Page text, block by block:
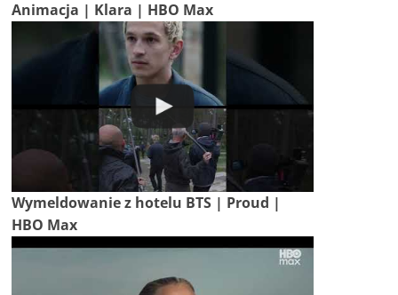
Animacja | Klara | HBO Max
Wymeldowanie z hotelu BTS | Proud |
HBO Max